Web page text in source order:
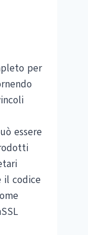
per
essere
il codice